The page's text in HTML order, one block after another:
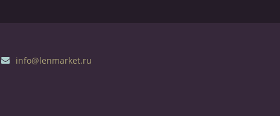
info@lenmarket.ru